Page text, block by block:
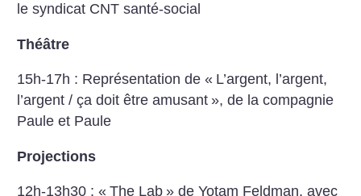
le syndicat CNT santé-social
Théâtre
15h-17h : Représentation de « L’argent, l’argent,
l’argent / ça doit être amusant », de la compagnie
Paule et Paule
Projections
12h-13h30 : « The Lab » de Yotam Feldman, avec